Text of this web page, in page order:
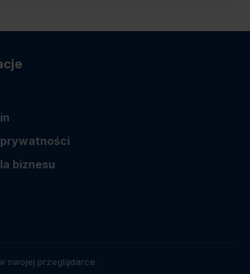
biznesu
swojej przeglądarce.